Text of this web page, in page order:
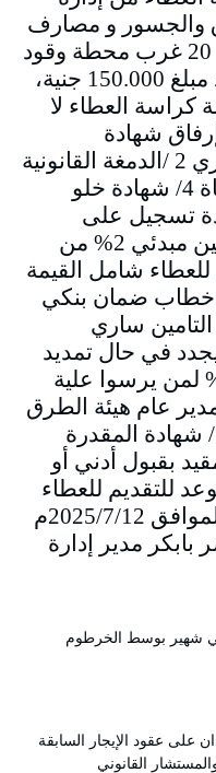
والجسور و مصارف
المياه بمقرها بالثورة الحارة 20 غرب محطة وقود
النيل شارع الوادي بعد سداد مبلغ 150.000 جنية،
كراسة العطاء لا
الشروط الاتية: 1/ إرفاق شهادة
التسجيل من المسجل التجاري 2 /الدمغة القانونية
3 /شهادة إبراء ذمة من الزكاة 4/ شهادة خلو
5/ شهادة تسجيل على
القيمة المضافة 6/ إرفاق تامين مبدئي 2% من
شامل القيمة
خطاب ضمان بنكي
ساري
في حال تمديد
العطاء ويكمل الى 10% لمن يرسوا علية
عام هيئة الطرق
والجسور ومصارف المياه. 7/ شهادة المقدرة
مقيد بقبول أدني أو
9/ اخر موعد للتقديم للعطاء
وفتح الصندوق يوم السبت الموافق 2025/7/12م
بابكر مدير إدارة
شهير بوسط الخرطوم
على عقود الإيجار السابقة
القانوني